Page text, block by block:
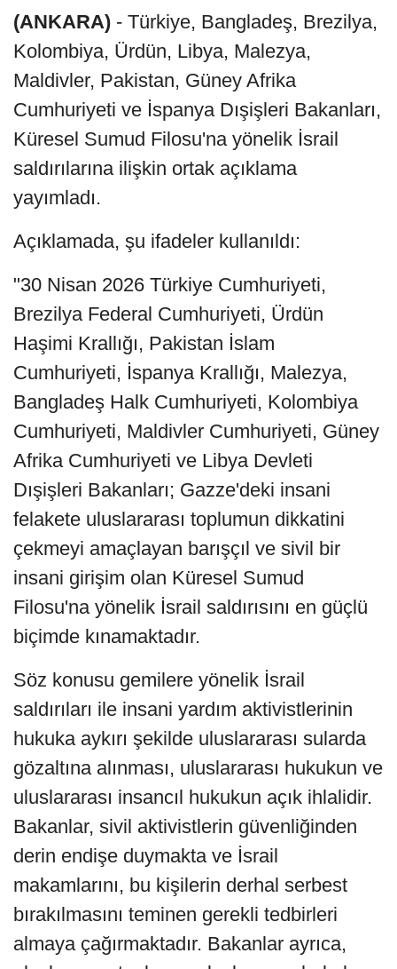
(ANKARA) - Türkiye, Bangladeş, Brezilya,
Kolombiya, Ürdün, Libya, Malezya,
Maldivler, Pakistan, Güney Afrika
Cumhuriyeti ve İspanya Dışişleri Bakanları,
Küresel Sumud Filosu'na yönelik İsrail
saldırılarına ilişkin ortak açıklama
yayımladı.
Açıklamada, şu ifadeler kullanıldı:
"30 Nisan 2026 Türkiye Cumhuriyeti,
Brezilya Federal Cumhuriyeti, Ürdün
Haşimi Krallığı, Pakistan İslam
Cumhuriyeti, İspanya Krallığı, Malezya,
Bangladeş Halk Cumhuriyeti, Kolombiya
Cumhuriyeti, Maldivler Cumhuriyeti, Güney
Afrika Cumhuriyeti ve Libya Devleti
Dışişleri Bakanları; Gazze'deki insani
felakete uluslararası toplumun dikkatini
çekmeyi amaçlayan barışçıl ve sivil bir
insani girişim olan Küresel Sumud
Filosu'na yönelik İsrail saldırısını en güçlü
biçimde kınamaktadır.
Söz konusu gemilere yönelik İsrail
saldırıları ile insani yardım aktivistlerinin
hukuka aykırı şekilde uluslararası sularda
gözaltına alınması, uluslararası hukukun ve
uluslararası insancıl hukukun açık ihlalidir.
Bakanlar, sivil aktivistlerin güvenliğinden
derin endişe duymakta ve İsrail
makamlarını, bu kişilerin derhal serbest
bırakılmasını teminen gerekli tedbirleri
almaya çağırmaktadır. Bakanlar ayrıca,